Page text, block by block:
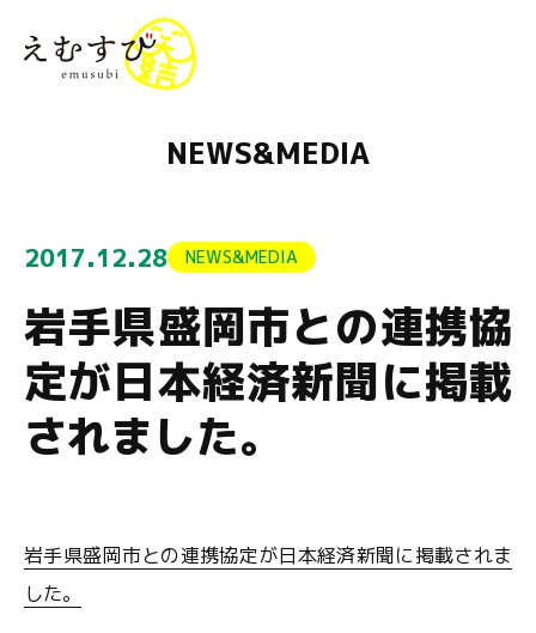
NEWS&MEDIA
2017.12.28 NEWS&MEDIA
岩手県盛岡市との連携協
定が日本経済新聞に掲載
されました。
岩手県盛岡市との連携協定が日本経済新聞に掲載されま
した。